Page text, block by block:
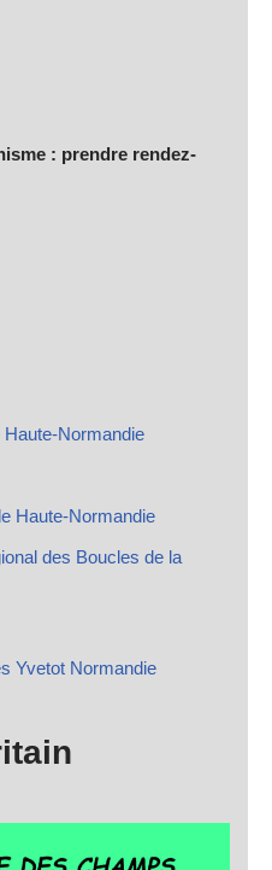
: prendre rendez-
Normandie
Haute-Normandie
des Boucles de la
Yvetot Normandie